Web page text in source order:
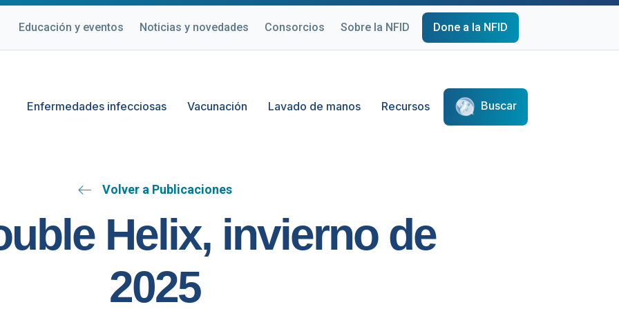
Educación y eventos Noticias y novedades Consorcios Sobre la NFID Done a la NFID
Enfermedades infecciosas Vacunación Lavado de manos Recursos Buscar
Volver a Publicaciones
Helix, invierno de
2025